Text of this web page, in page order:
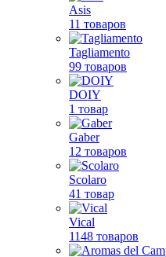
Asis
11 товаров
Tagliamento
99 товаров
DOIY
1 товар
Gaber
12 товаров
Scolaro
41 товар
Vical
1148 товаров